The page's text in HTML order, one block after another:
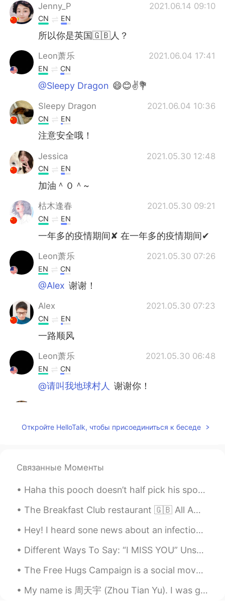
Türkçe
Português
Jenny_P 2021.06.14 09:10
CN EN
所以你是英国🇬🇧人？
Leon萧乐 2021.06.04 17:41
EN CN
@Sleepy Dragon 😄😊✌💐
Sleepy Dragon 2021.06.04 10:36
CN EN
注意安全哦！
Jessica 2021.05.30 12:48
CN EN
加油＾０＾~
枯木逢春 2021.05.30 09:21
CN EN
一年多的疫情期间✘ 在一年多的疫情期间✔
Leon萧乐 2021.05.30 07:26
EN CN
@Alex 谢谢！
Alex 2021.05.30 07:23
CN EN
一路顺风
Leon萧乐 2021.05.30 06:48
EN CN
@请叫我地球村人 谢谢你！
EN CN
@komaru 谢谢！
komaru 2021.05.30 06:24
@Leon萧乐不用谢！祝你一路顺风！
Leon萧乐 2021.05.30 06:24
EN CN
@komaru哇！谢谢你的修改和解释！
Откройте HelloTalk, чтобы присоединиться к беседе
Связанные Моменты
Haha this pooch doesn’t half pick his spots to fall asleep. But he’s too cute. Don’t mind my stri...
The Breakfast Club restaurant 🇬🇧 All American breakfast with bacon and pancakes 🥞 🥓 🍯 Honestl...
Hey! I heard sone news about an infection in China and some ither accidents. Are those real? Ever...
Different Ways To Say: “I MISS YOU” Unsure what to say to your friends and loved ones when they ...
The Free Hugs Campaign is a social movement involving individuals who offer hugs to strangers in ...
My name is 周天宇 (Zhou Tian Yu). I was given this name when I came to China, by my PhD supervisor, ...